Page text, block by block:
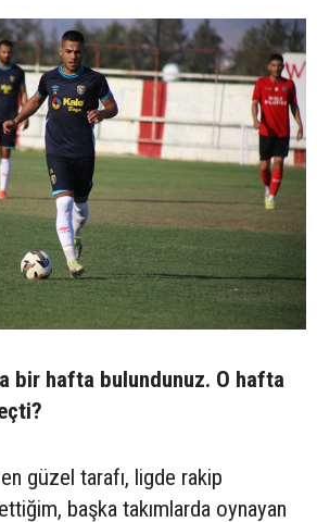
bir hafta bulundunuz. O hafta
güzel tarafı, ligde rakip
başka takımlarda oynayan